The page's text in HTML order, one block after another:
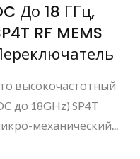
До 18 ГГц,
RF MEMS
высокочастотный
до 18GHz) SP4T
механический...